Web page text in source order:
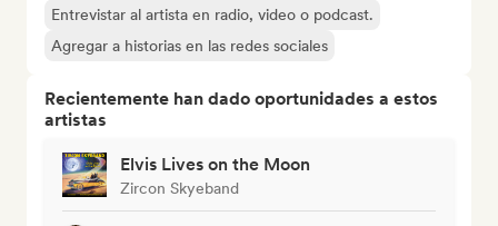
Entrevistar al artista en radio, video o podcast.
Agregar a historias en las redes sociales
Recientemente han dado oportunidades a estos
artistas
Elvis Lives on the Moon
Zircon Skyeband